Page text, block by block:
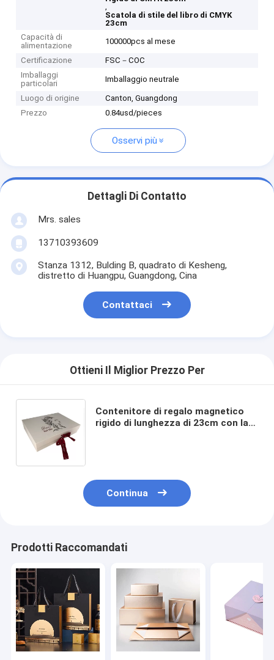
,
Scatola di stile del libro di CMYK
23cm
Capacità di
alimentazione
100000pcs al mese
Certificazione
FSC－COC
Imballaggi
particolari
Imballaggio neutrale
Luogo di origine
Canton, Guangdong
Prezzo
0.84usd/pieces
Osservi più
Dettagli Di Contatto
Mrs. sales
13710393609
Stanza 1312, Bulding B, quadrato di Kesheng,
distretto di Huangpu, Guangdong, Cina
Contattaci
Ottieni Il Miglior Prezzo Per
Contenitore di regalo magnetico
rigido di lunghezza di 23cm con la
Continua
Prodotti Raccomandati